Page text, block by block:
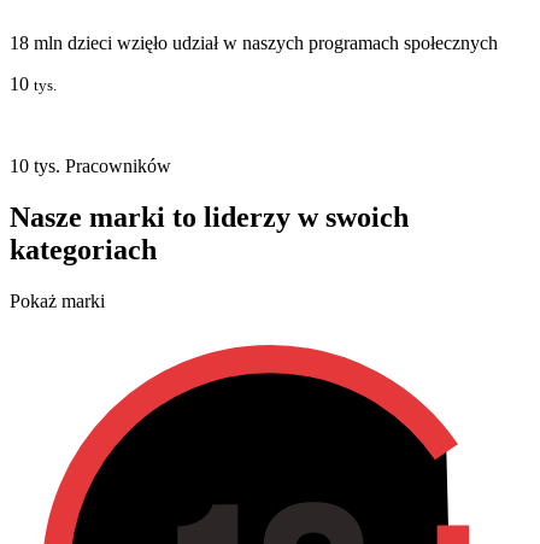
18 mln dzieci wzięło udział w naszych programach społecznych
10 tys.
10 tys. Pracowników
Nasze marki to liderzy w swoich
kategoriach
Pokaż marki